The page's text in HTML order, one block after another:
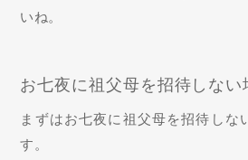
いね。
お七夜に祖父母を招待しな
まずはお七夜に祖父母を招待しな
す。